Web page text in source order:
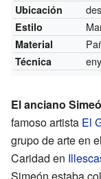
Ubicación
Estilo
Material
Técnica
El anciano
famoso artista El
grupo de arte en
Caridad en
Simeón estaba